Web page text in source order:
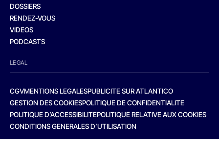
DOSSIERS
RENDEZ-VOUS
VIDEOS
PODCASTS
LEGAL
CGVMENTIONS LEGALESPUBLICITE SUR ATLANTICO
GESTION DES COOKIESPOLITIQUE DE CONFIDENTIALITE
POLITIQUE D’ACCESSIBILITEPOLITIQUE RELATIVE AUX COOKIES
CONDITIONS GENERALES D’UTILISATION